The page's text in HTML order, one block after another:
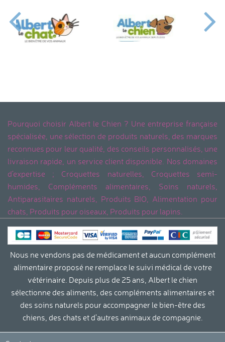
Pourquoi choisir Albert le Chien ? Une entreprise française
spécialisée, une sélection de produits naturels, des marques
reconnues pour leur qualité, des conseils personnalisés, une
livraison rapide, un service client disponible. Nos domaines
d'expertise ; Croquettes naturelles, Croquettes semi-
humides, Compléments alimentaires, Soins naturels,
Antiparasitaires naturels, Produits BIO, Alimentation pour
chats, Produits pour oiseaux, Produits pour lapins.
Nous ne vendons pas de médicament et aucun complément
alimentaire proposé ne remplace le suivi médical de votre
vétérinaire. Depuis plus de 25 ans, Albert le chien
sélectionne des aliments, des compléments alimentaires et
des soins naturels pour accompagner le bien-être des
chiens, des chats et d'autres animaux de compagnie.